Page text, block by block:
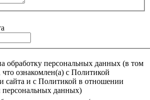
обработку персональных данных (в том
ознакомлен(а) с Политикой
сайта и с Политикой в отношении
данных)